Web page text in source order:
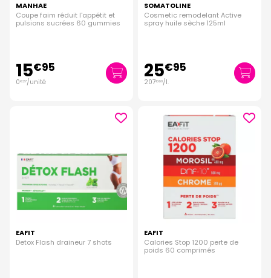
MANHAE
Coupe faim réduit l'appétit et
pulsions sucrées 60 gummies
15€95
0€27/unité
SOMATOLINE
Cosmetic remodelant Active
spray huile sèche 125ml
25€95
207€60/l.
EAFIT
Detox Flash draineur 7 shots
EAFIT
Calories Stop 1200 perte de
poids 60 comprimés